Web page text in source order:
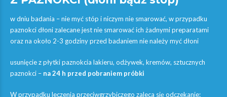
w dniu badania – nie myć stóp i niczym nie smarować, w przypadku
paznokci dłoni zalecane jest nie smarować ich żadnymi preparatami
oraz na około 2-3 godziny przed badaniem nie należy myć dłoni
usunięcie z płytki paznokcia lakieru, odżywek, kremów, sztucznych
paznokci – na 24 h przed pobraniem próbki
W przypadku leczenia przeciwgrzybiczego zaleca się odczekanie: